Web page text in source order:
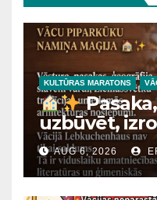
KULTŪRAS MARATONS
uzbūvēt,
AUG 6, 2026